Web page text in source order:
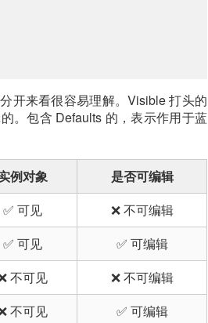
开来看很容易理解。Visible 打头的
。包含 Defaults 的，表示作用于蓝
例对象
是否可编辑
✅ 可见
❌ 不可编辑
✅ 可见
✅ 可编辑
不可见
❌ 不可编辑
不可见
✅ 可编辑